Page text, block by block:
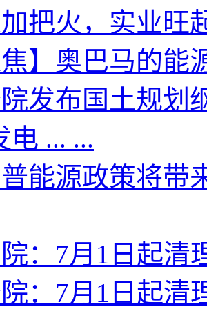
把火，实业旺
焦】奥巴马的
发布国土规划
电 ... ...
能源政策将带
：7月1日起清
：7月1日起清